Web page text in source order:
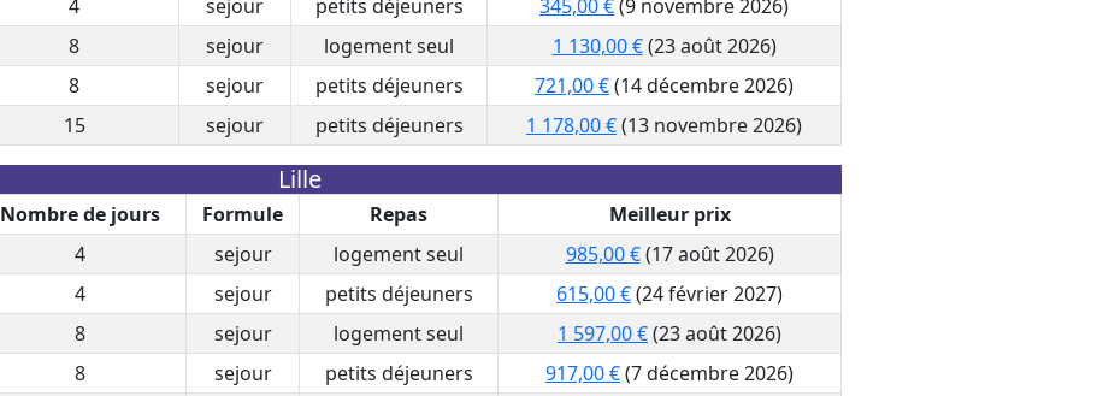
4 sejour petits déjeuners 345,00 €(9 novembre 2026)
8 sejour logement seul 1 130,00 €(23 août 2026)
8 sejour petits déjeuners 721,00 €(14 décembre 2026)
15 sejour petits déjeuners 1 178,00 €(13 novembre 2026)
Lille
Nombre de jours Formule Repas
Meilleur prix
4 sejour logement seul 985,00 €(17 août 2026)
4 sejour petits déjeuners 615,00 €(24 février 2027)
8 sejour logement seul 1 597,00 €(23 août 2026)
8 sejour petits déjeuners 917,00 €(7 décembre 2026)